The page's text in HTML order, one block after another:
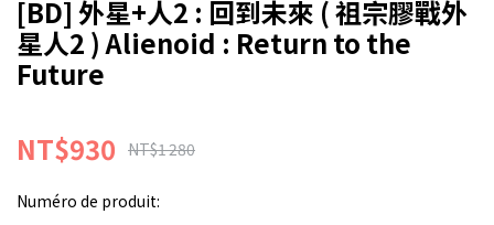
[BD] 外星+人2 : 回到未來 ( 祖宗膠戰外
星人2 ) Alienoid : Return to the
Future
NT$930 NT$1 280
Numéro de produit: